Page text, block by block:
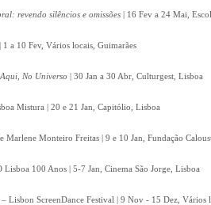
revendo silêncios e omissões | 16 Fev a 24 Mai,
1 a 10 Fev, Vários locais, Guimarães
Aqui, No Universo | 30 Jan a 30 Abr, Culturgest, Lisboa
Mistura | 20 e 21 Jan, Capitólio, Lisboa
Marlene Monteiro Freitas | 9 e 10 Jan, Fundação
Lisboa 100 Anos | 5-7 Jan, Cinema São Jorge, Lisboa
– Lisbon ScreenDance Festival | 9 Nov - 15 Dez, Vários